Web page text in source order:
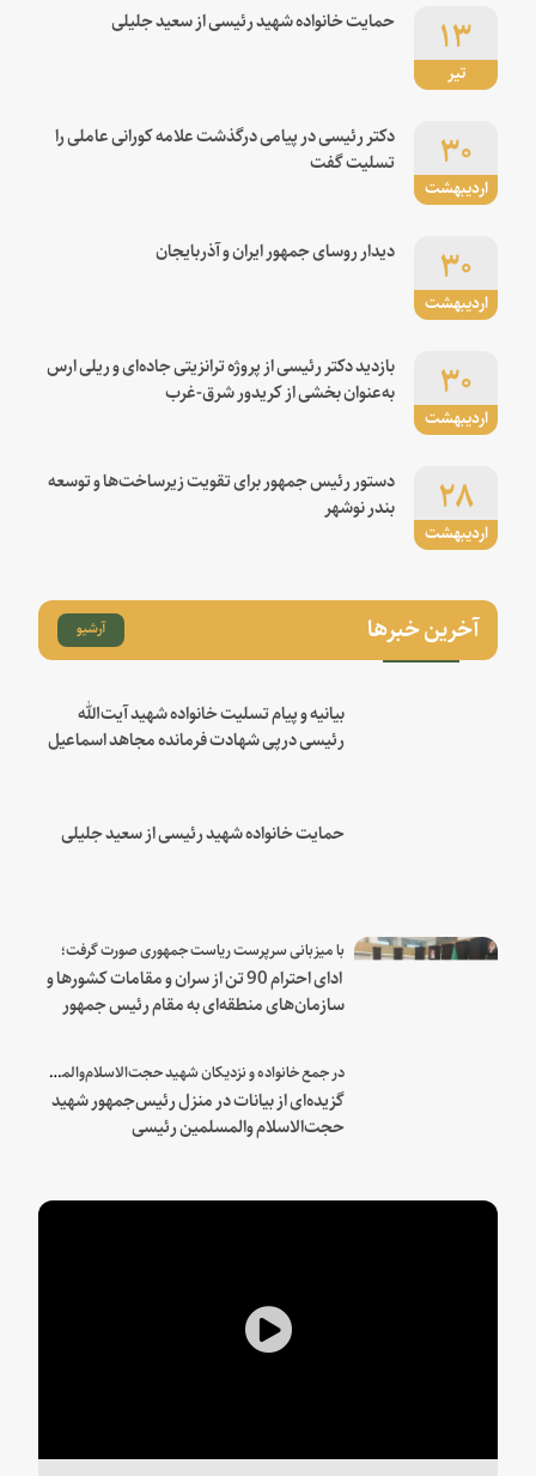
تیر
۱۳ حمایت خانواده شهید رئیسی از سعید جلیلی
اردیبهشت
۳۰
دکتر رئیسی در پیامی درگذشت علامه کورانی عاملی را
تسلیت گفت
اردیبهشت
۳۰ دیدار روسای جمهور ایران و آذربایجان
اردیبهشت
۳۰
بازدید دکتر رئیسی از پروژه ترانزیتی جاده‌ای و ریلی ارس
به‌عنوان بخشی از کریدور شرق-غرب
اردیبهشت
۲۸
دستور رئیس جمهور برای تقویت زیرساخت‌ها و توسعه
بندر نوشهر
آخرین خبرها آرشیو
بیانیه و پیام تسلیت خانواده شهید آیت‌الله
رئیسی درپی شهادت فرمانده مجاهد اسماعیل
حمایت خانواده شهید رئیسی از سعید جلیلی
با میزبانی سرپرست ریاست جمهوری صورت گرفت؛
ادای احترام 90 تن از سران و مقامات کشورها و
سازمان‌های منطقه‌ای به مقام رئیس جمهور
در جمع خانواده و نزدیکان شهید حجت‌الاسلام‌والمسلمین رئیسی:
گزیده‌ای از بیانات در منزل رئیس‌جمهور شهید
حجت‌الاسلام والمسلمین رئیسی
Play
Video